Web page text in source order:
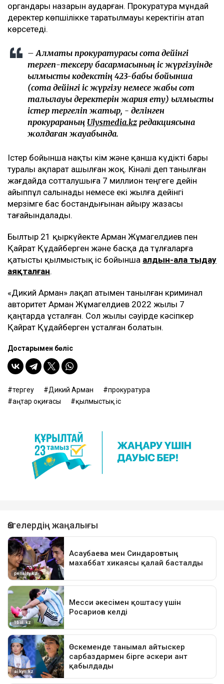
органдары назарын аударған. Прокуратура мұндай
деректер көпшілікке таратылмауы керектігін атап
көрсетеді.
– Алматы прокуратурасы сотқа дейінгі
тергеп-тексеру басқармасының іс жүргізуінде
қылмыстық кодекстің 423-бабы бойынша
(сотқа дейінгі іс жүргізу немесе жабық сот
талқылауы деректерін жария ету) қылмыстық
істер тергеліп жатыр, - делінген
прокурараның Ulysmedia.kzредакциясына
жолдаған жауабында.
Істер бойынша нақты кім және қанша күдікті бары
туралы ақпарат ашылған жоқ. Кінәлі деп танылған
жағдайда сотталушыға 7 миллион теңгеге дейін
айыппұл салынады немесе екі жылға дейінгі
мерзімге бас бостандығынан айыру жазасы
тағайындалады.
Былтыр 21 қыркүйекте Арман Жұмагелдиев пен
Қайрат Құдайберген және басқа да тұлғаларға
қатысты қылмыстық іс бойынша алдын-ала тыңдау
аяқталған.
«Дикий Арман» лақап атымен танылған криминал
авторитет Арман Жұмагелдиев 2022 жылы 7
қаңтарда ұсталған. Сол жылы сәуірде кәсіпкер
Қайрат Құдайберген ұсталған болатын.
Достарыңмен бөліс
тергеу Дикий Арман
прокуратура
Қаңтар оқиғасы
қылмыстық іс